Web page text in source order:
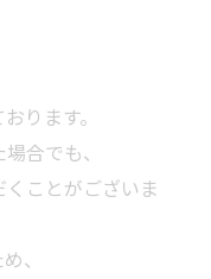
ります。
合でも、
ことがございま
、